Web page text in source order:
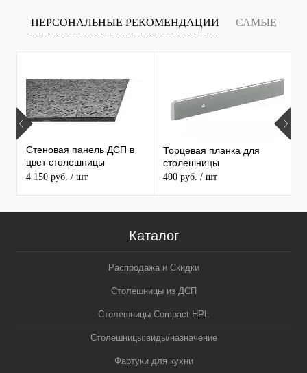
ПЕРСОНАЛЬНЫЕ РЕКОМЕНДАЦИИ САМЫЕ
ПРОДАВАЕМЫЕ ТОВАРЫ
Стеновая панель ДСП в
цвет столешницы
MAERSS
4 150 руб. / шт
Торцевая планка для
столешницы
400 руб. / шт
Каталог
Распродажа и Скидки
Столешницы из ДСП
Столешницы Compact HPL
Столешницы:виды/назначение
Фартуки для кухни